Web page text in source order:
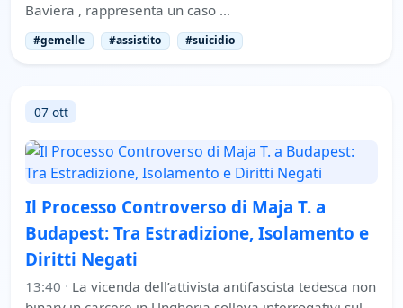
Baviera , rappresenta un caso …
#gemelle #assistito #suicidio
07 ott
Il Processo Controverso di Maja T. a
Budapest: Tra Estradizione, Isolamento e
Diritti Negati
13:40 · La vicenda dell’attivista antifascista tedesca non